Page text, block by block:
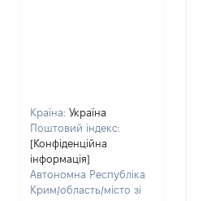
Країна: Україна
Поштовий індекс:
[Конфіденційна
інформація]
Автономна Республіка
Крим/область/місто зі